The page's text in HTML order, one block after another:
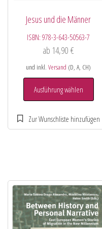
Jesus und die Männer
ISBN:978-3-643-50563-7
ab 14,90€
und inkl.Versand (D, A, CH)
Ausführung wählen